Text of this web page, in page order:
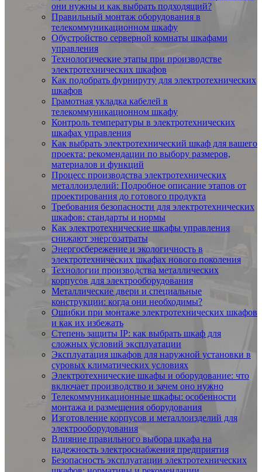
они нужны и как выбрать подходящий?
Правильный монтаж оборудования в
телекоммуникационном шкафу
Обустройство серверной комнаты шкафами
управления
Технологические этапы при производстве
электротехнических шкафов
Как подобрать фурнируту для электротехнических
шкафов
Грамотная укладка кабелей в
телекоммуникационном шкафу
Контроль температуры в электротехнических
шкафах управления
Как выбрать электротехнический шкаф для вашего
проекта: рекомендации по выбору размеров,
материалов и функций
Процесс производства электротехнических
металлоизделий: Подробное описание этапов от
проектирования до готового продукта
Требования безопасности для электротехнических
шкафов: стандарты и нормы
Как электротехнические шкафы управления
снижают энергозатраты
Энергосбережение и экологичность в
электротехнических шкафах нового поколения
Технологии производства металлических
корпусов для электрооборудования
Металлические двери и специальные
конструкции: когда они необходимы?
Ошибки при монтаже электротехнических шкафов
и как их избежать
Степень защиты IP: как выбрать шкаф для
сложных условий эксплуатации
Эксплуатация шкафов для наружной установки в
суровых климатических условиях
Электротехнические шкафы и оборудование: что
включает производство и зачем оно нужно
Телекоммуникационные шкафы: особенности
монтажа и размещения оборудования
Изготовление корпусов и металлоизделий для
электрооборудования
Влияние правильного выбора шкафа на
надежность электроснабжения предприятия
Безопасность эксплуатации электротехнических